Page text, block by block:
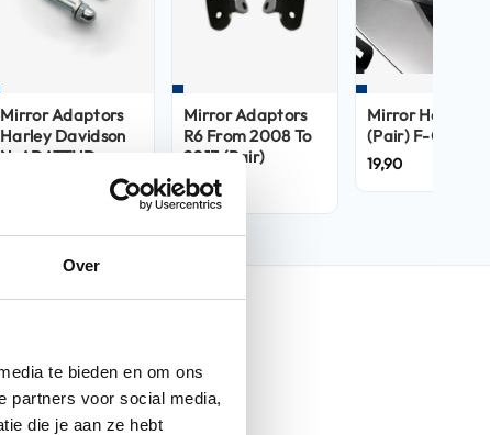
Over
te bieden en om ons
partners voor social media,
die je aan ze hebt
Mirror Adaptors
Harley Davidson
N-ADATTHD
Mirror Adaptors
R6 From 2008 To
2013 (Pair)
YP08/12-ADATT
19,90
Mirror Holes
(Pair) F-CAP
19,90
Barracuda
Spiegel adapters